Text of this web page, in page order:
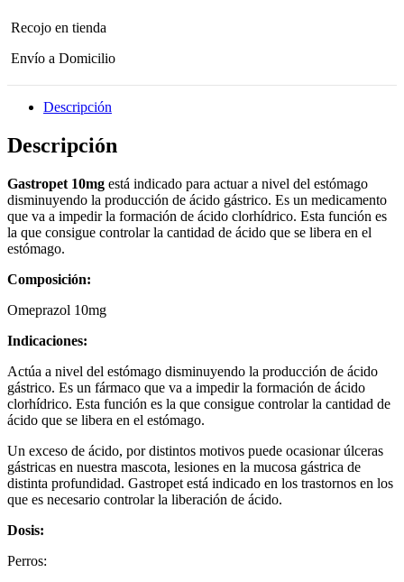
Recojo en tienda
Envío a Domicilio
Descripción
Descripción
Gastropet 10mg está indicado para actuar a nivel del estómago
disminuyendo la producción de ácido gástrico. Es un medicamento
que va a impedir la formación de ácido clorhídrico. Esta función es
la que consigue controlar la cantidad de ácido que se libera en el
estómago.
Composición:
Omeprazol 10mg
Indicaciones:
Actúa a nivel del estómago disminuyendo la producción de ácido
gástrico. Es un fármaco que va a impedir la formación de ácido
clorhídrico. Esta función es la que consigue controlar la cantidad de
ácido que se libera en el estómago.
Un exceso de ácido, por distintos motivos puede ocasionar úlceras
gástricas en nuestra mascota, lesiones en la mucosa gástrica de
distinta profundidad. Gastropet está indicado en los trastornos en los
que es necesario controlar la liberación de ácido.
Dosis:
Perros: